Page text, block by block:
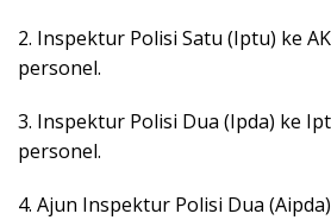
2. Inspektur Polisi Satu (Iptu) ke
personel.
3. Inspektur Polisi Dua (Ipda) ke
personel.
4. Ajun Inspektur Polisi Dua